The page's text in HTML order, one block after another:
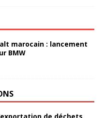
marocain : lancement
BMW